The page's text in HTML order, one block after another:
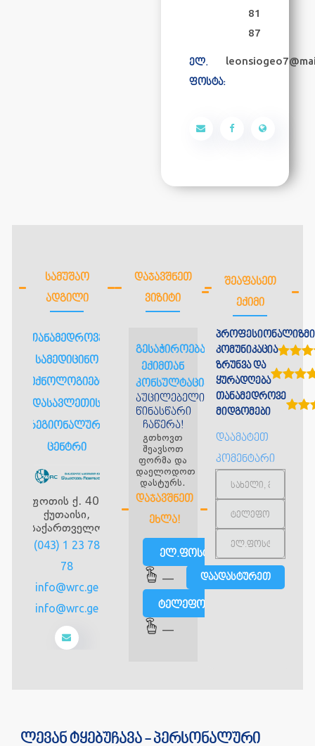
81
87
ელ.
ფოსტა:
ᲡᲐᲛᲣᲨᲐᲝ
ᲐᲓᲒᲘᲚᲘ
თანამედროვე
სამედიცინო
ტექნოლოგიების
დასავლეთის
რეგიონალური
ცენტრი
ფოთის ქ. 40,
ქუთაისი,
საქართველო
(043) 1 23 78
78
info@wrc.ge
info@wrc.ge
ᲓᲐᲯᲐᲕᲨᲜᲔᲗ
ᲕᲘᲖᲘᲢᲘ
გესაჭიროებათ
ექიმთან
კონსულტაცია?
აუცილებელია
წინასწარი
ჩაწერა!
გთხოვთ
შეავსოთ
ფორმა და
დაელოდოთ
დასტურს.
ᲓᲐᲯᲐᲕᲨᲜᲔᲗ
ᲔᲮᲚᲐ!
ელ.ფოსტით
—
ტელეფონით
—
ᲨᲔᲐᲤᲐᲡᲔᲗ
ᲔᲥᲘᲛᲘ
პროფესიონალიზმი
კომუნიკაცია
ზრუნვა და
ყურადღება
თანამედროვე
მიდგომები
დაამატეთ
კომენტარი
ლევან ტყებუჩავა - პერსონალური